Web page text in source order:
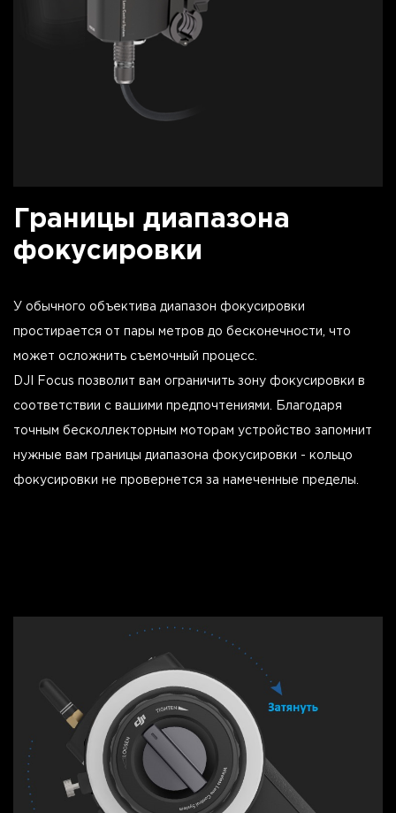
Границы диапазона
фокусировки
У обычного объектива диапазон фокусировки
простирается от пары метров до бесконечности, что
может осложнить съемочный процесс.
DJI Focus позволит вам ограничить зону фокусировки в
соответствии с вашими предпочтениями. Благодаря
точным бесколлекторным моторам устройство запомнит
нужные вам границы диапазона фокусировки - кольцо
фокусировки не провернется за намеченные пределы.